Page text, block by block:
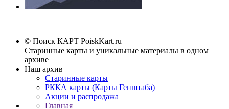
© Поиск КАРТ PoiskKart.ru
Старинные карты и уникальные материалы в одном
архиве
Наш архив
Старинные карты
РККА карты (Карты Генштаба)
Акции и распродажа
Главная